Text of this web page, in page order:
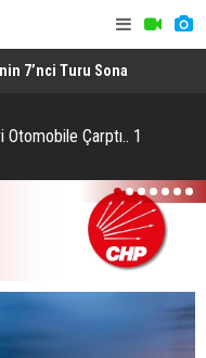
7’nci Turu Sona
Çarptı.. 1
1 2 3 4 5 6 7